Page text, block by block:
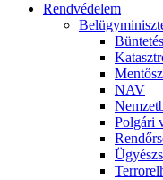
Rendvédelem
NAV
Polgári